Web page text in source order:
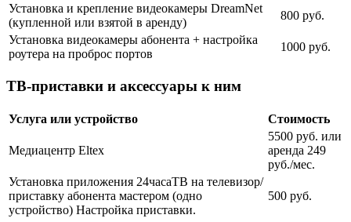
Установка и крепление видеокамеры DreamNet
(купленной или взятой в аренду)
800 руб.
Установка видеокамеры абонента + настройка
роутера на проброс портов
1000 руб.
ТВ-приставки и аксессуары к ним
Услуга или устройство Стоимость
Медиацентр Eltex
5500 руб. или
аренда 249
руб./мес.
Установка приложения 24часаТВ на телевизор/
приставку абонента мастером (одно
устройство) Настройка приставки.
500 руб.